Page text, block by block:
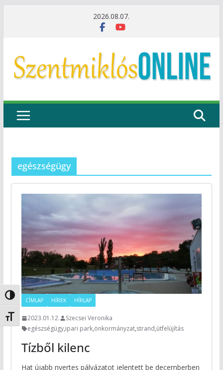
Nagy kontraszt váltása
Betűméret váltása
2026.08.07.
egészségügy
CÍMLAP HÍREK HÍRLAP
2023.01.12.
Szecsei Veronika
egészségügy,ipari park,önkormányzat,strand,útfelújítás
Tízből kilenc
Hat újabb nyertes pályázatot jelentett be decemberben